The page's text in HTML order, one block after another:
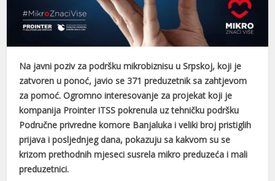
Na javni poziv za podršku mikrobiznisu u Srpskoj, koji je
zatvoren u ponoć, javio se 371 preduzetnik sa zahtjevom
za pomoć. Ogromno interesovanje za projekat koji je
kompanija Prointer ITSS pokrenula uz tehničku podršku
Područne privredne komore Banjaluka i veliki broj pristiglih
prijava i posljednjeg dana, pokazuju sa kakvom su se
krizom prethodnih mjeseci susrela mikro preduzeća i mali
preduzetnici.